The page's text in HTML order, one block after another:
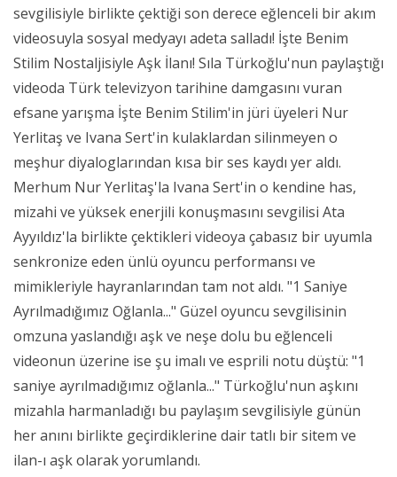
sevgilisiyle birlikte çektiği son derece eğlenceli bir akım
videosuyla sosyal medyayı adeta salladı! İşte Benim
Stilim Nostaljisiyle Aşk İlanı! Sıla Türkoğlu'nun paylaştığı
videoda Türk televizyon tarihine damgasını vuran
efsane yarışma İşte Benim Stilim'in jüri üyeleri Nur
Yerlitaş ve Ivana Sert'in kulaklardan silinmeyen o
meşhur diyaloglarından kısa bir ses kaydı yer aldı.
Merhum Nur Yerlitaş'la Ivana Sert'in o kendine has,
mizahi ve yüksek enerjili konuşmasını sevgilisi Ata
Ayyıldız'la birlikte çektikleri videoya çabasız bir uyumla
senkronize eden ünlü oyuncu performansı ve
mimikleriyle hayranlarından tam not aldı. "1 Saniye
Ayrılmadığımız Oğlanla..." Güzel oyuncu sevgilisinin
omzuna yaslandığı aşk ve neşe dolu bu eğlenceli
videonun üzerine ise şu imalı ve esprili notu düştü: "1
saniye ayrılmadığımız oğlanla..." Türkoğlu'nun aşkını
mizahla harmanladığı bu paylaşım sevgilisiyle günün
her anını birlikte geçirdiklerine dair tatlı bir sitem ve
ilan-ı aşk olarak yorumlandı.